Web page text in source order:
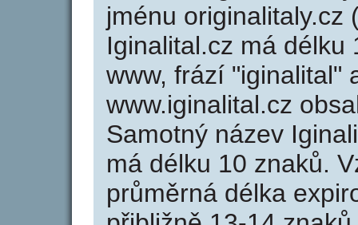
jménu originalitaly.cz
Iginalital.cz má
www, frází "iginalital"
www.iginalital.cz
Samotný název
má délku 10 znaků.
průměrná délka